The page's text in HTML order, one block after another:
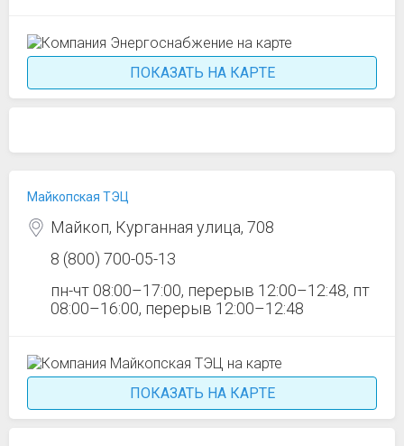
ПОКАЗАТЬ НА КАРТЕ
Майкопская ТЭЦ
Майкоп, Курганная улица, 708
8 (800) 700-05-13
пн-чт 08:00–17:00, перерыв 12:00–12:48, пт
08:00–16:00, перерыв 12:00–12:48
ПОКАЗАТЬ НА КАРТЕ